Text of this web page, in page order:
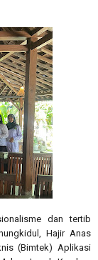
dan tertib
Hajir Anas
(Bimtek) Aplikasi